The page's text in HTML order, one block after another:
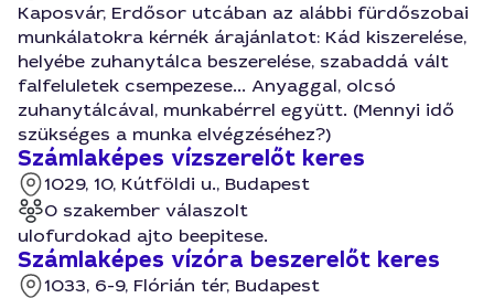
Kaposvár, Erdősor utcában az alábbi fürdőszobai
munkálatokra kérnék árajánlatot: Kád kiszerelése,
helyébe zuhanytálca beszerelése, szabaddá vált
falfeluletek csempezese... Anyaggal, olcsó
zuhanytálcával, munkabérrel együtt. (Mennyi idő
szükséges a munka elvégzéséhez?)
Számlaképes vízszerelőt keres
1029, 10, Kútföldi u., Budapest
0 szakember válaszolt
ulofurdokad ajto beepitese.
Számlaképes vízóra beszerelőt keres
1033, 6-9, Flórián tér, Budapest